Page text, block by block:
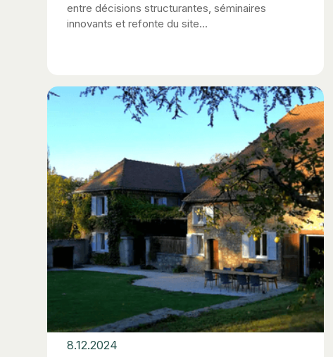
entre décisions structurantes, séminaires
innovants et refonte du site...
8.12.2024